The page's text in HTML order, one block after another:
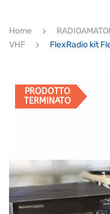
ULTIMI ARRIVI
Home
VHF
FlexRadio kit
PRODOTTO
TERMINATO